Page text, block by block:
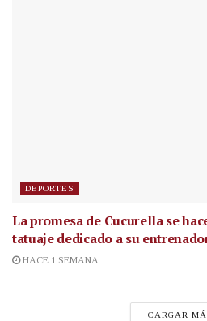
DEPORTES
La promesa de Cucurella se
tatuaje dedicado a su
HACE 1 SEMANA
CARGAR